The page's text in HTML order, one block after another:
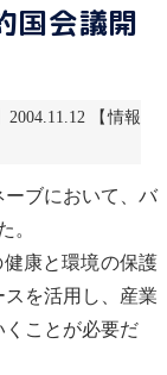
会議開
2004.11.12 【情報
ブにおいて、 バ
。
康と環境の保護
を活用し、産業
くことが必要だ